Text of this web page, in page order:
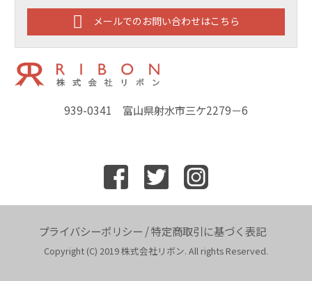
939-0341 富山県射水市三ケ2279－6
メールでのお問い合わせはこちら
プライバシーポリシー /特定商取引に基づく表記
Copyright (C) 2019 株式会社リボン. All rights Reserved.